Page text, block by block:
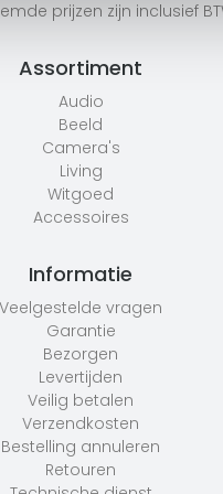
prijzen zijn inclusief
Assortiment
Audio
Beeld
Camera's
Living
Witgoed
Accessoires
Informatie
Veelgestelde vragen
Garantie
Bezorgen
Levertijden
Veilig betalen
Verzendkosten
Bestelling annuleren
Retouren